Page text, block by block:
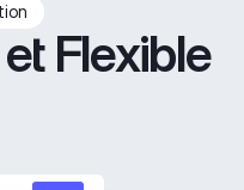
Flexible